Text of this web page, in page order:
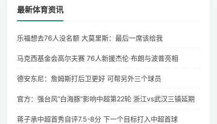
最新体育资讯
乐福想去76人没名额 大莫里斯：最后一席该给我
马克西基金会高尔夫赛 76人新援杰伦·布朗与波普亮相
德安东尼：詹姆斯打后卫更好 可帮另外三个球员
官方：强台风”白海豚”影响中超第22轮 浙江vs武汉三镇延期
蒋子承中超首秀自评7.5-8分 下一个目标打入中超首球